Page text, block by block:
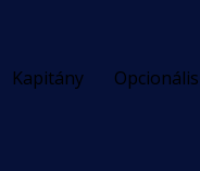
Kapitány Opcionális